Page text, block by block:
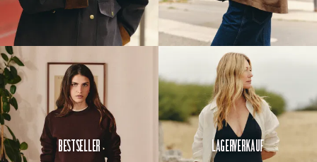
Bestseller Lagerverkauf